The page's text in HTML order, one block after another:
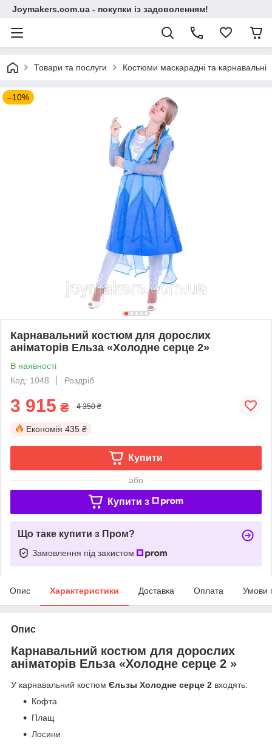
Joymakers.com.ua - покупки із задоволенням!
Товари та послуги Костюми маскарадні та карнавальні
–10%
Карнавальний костюм для дорослих
аніматорів Ельза «Холодне серце 2»
В наявності
Код: 1048
Роздріб
3 915 ₴ 4 350 ₴
Економія 435 ₴
Купити
або
Купити з
Що таке купити з Пром?
Замовлення під захистом
Опис Характеристики Доставка Оплата Умови
Опис
Карнавальний костюм для дорослих
аніматорів Ельза «Холодне серце 2 »
У карнавальний костюм Єльзы Холодне серце 2 входять:
Кофта
Плащ
Лосини